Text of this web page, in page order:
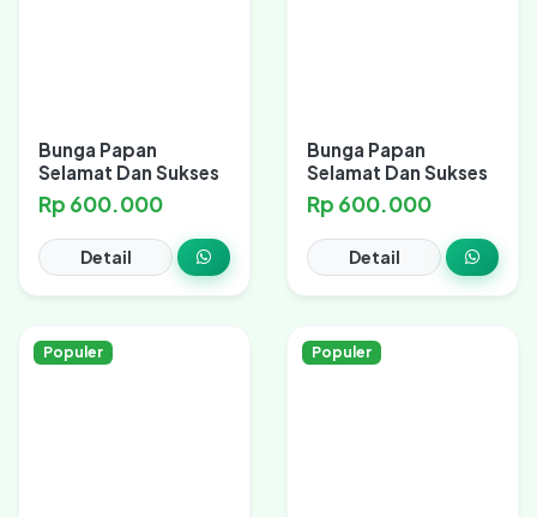
Bunga Papan
Selamat Dan Sukses
Rp 600.000
Detail
Bunga Papan
Selamat Dan Sukses
Rp 600.000
Detail
Populer Populer